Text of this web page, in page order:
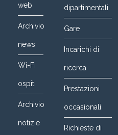
web
Archivio
news
Wi-Fi
ospiti
Archivio
notizie
dipartimentali
Gare
Incarichi di
ricerca
Prestazioni
occasionali
Richieste di